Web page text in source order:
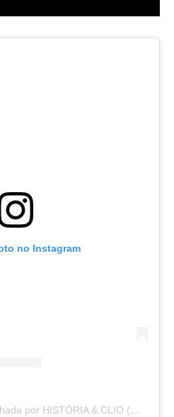
no Instagram
Uma publicação compartilhada por HISTÓRIA & CLIO (@historiaeclio)